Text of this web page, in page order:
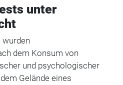
unter
wurden
dem Konsum von
und psychologischer
Gelände eines